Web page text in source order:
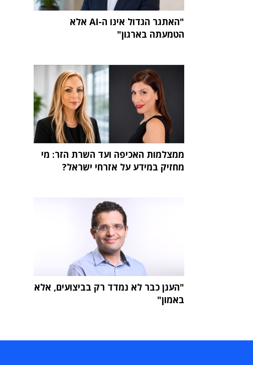
"האתגר הגדול אינו ה-AI אלא
הטמעתה בארגון"
ממצלמות האכיפה ועד השרת הזר: מי
מחזיק במידע על אזרחי ישראל?
"הענן כבר לא נמדד רק בביצועים, אלא
באמון"